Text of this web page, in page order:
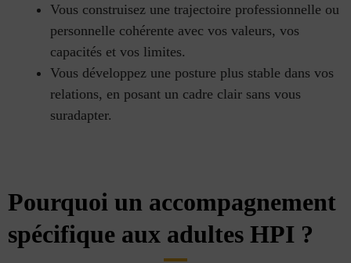
Vous construisez une trajectoire professionnelle ou
personnelle cohérente avec vos valeurs, vos
capacités et vos limites.
Vous développez une posture plus stable dans vos
relations, en posant un cadre clair sans vous
suradapter.
Pourquoi un accompagnement
spécifique aux adultes HPI ?